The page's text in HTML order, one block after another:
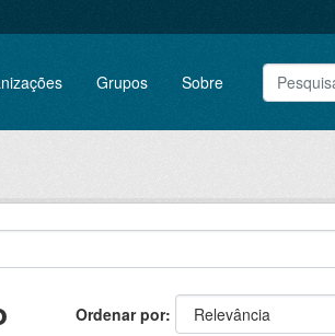
Grupos Sobre
Ordenar por